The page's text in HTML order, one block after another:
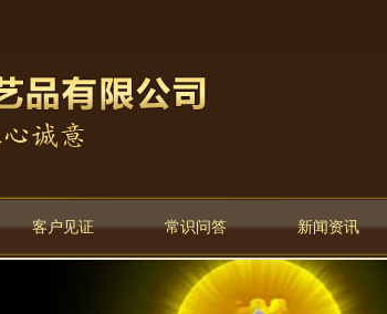
客户见证 常识问答 新闻资讯